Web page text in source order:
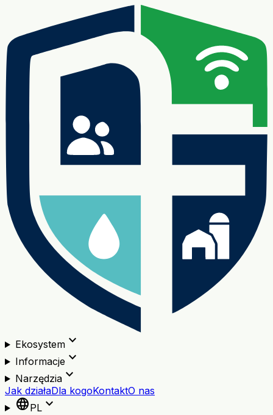
Ekosystemexpand_more
Informacjeexpand_more
Narzędziaexpand_more
Jak działaDla kogoKontaktO nas
languagePL expand_more